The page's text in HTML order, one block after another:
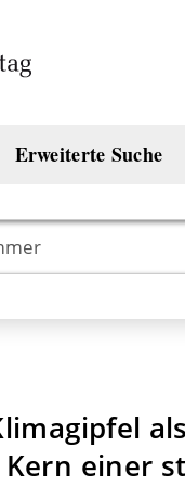
Erweiterte Suche
einer